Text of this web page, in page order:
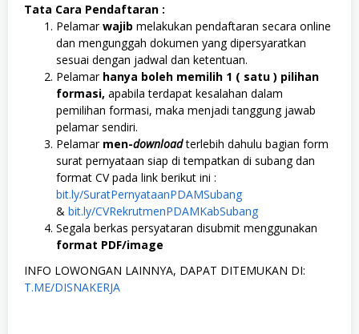
Tata Cara Pendaftaran :
Pelamarwajib melakukan pendaftaran secara online
dan mengunggah dokumen yang dipersyaratkan
sesuai dengan jadwal dan ketentuan.
Pelamar hanya boleh memilih 1 ( satu ) pilihan
formasi, apabila terdapat kesalahan dalam
pemilihan formasi, maka menjadi tanggung jawab
pelamar sendiri.
Pelamar men-download terlebih dahulu bagian form
surat pernyataan siap di tempatkan di subang dan
format CV pada link berikut ini :
bit.ly/SuratPernyataanPDAMSubang
& bit.ly/CVRekrutmenPDAMKabSubang
Segala berkas persyataran disubmit menggunakan
format PDF/image
INFO LOWONGAN LAINNYA, DAPAT DITEMUKAN DI:
T.ME/DISNAKERJA